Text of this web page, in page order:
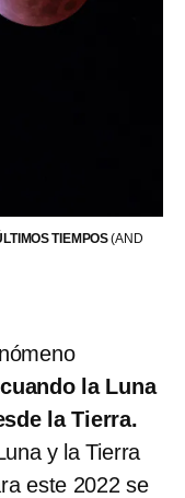
TIEMPOS(AND
la Luna
la Tierra.
y la Tierra
este 2022 se